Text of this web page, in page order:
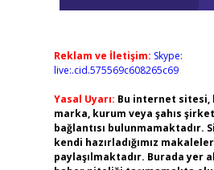
Reklam ve İletişim: Skype:
live:.cid.575569c608265c69
Yasal Uyarı: Bu internet sitesi,
marka, kurum veya şahıs
bağlantısı bulunmamaktadır.
kendi hazırladığımız makaleler
paylaşılmaktadır. Burada yer